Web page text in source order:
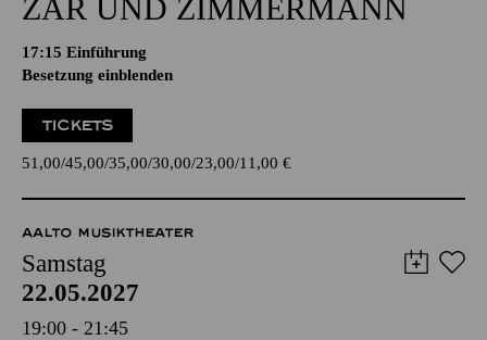
ZAR UND ZIMMERMANN
17:15 Einführung
Besetzung einblenden
TICKETS
51,00 45,00 35,00 30,00 23,00 11,00 €
AALTO MUSIKTHEATER
Samstag
22.05.2027
19:00 - 21:45